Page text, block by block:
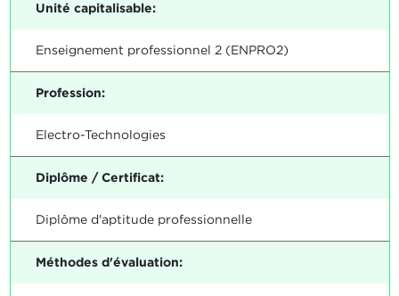
Unité capitalisable:
Enseignement professionnel 2 (ENPRO2)
Profession:
Electro-Technologies
Diplôme / Certificat:
Diplôme d'aptitude professionnelle
Méthodes d'évaluation: